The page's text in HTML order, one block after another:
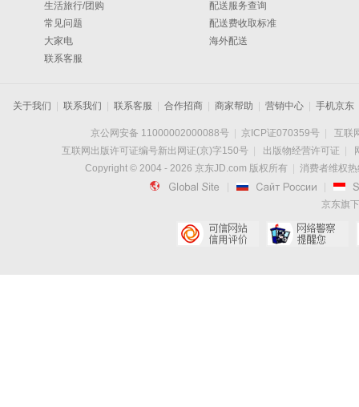
生活旅行/团购
常见问题
大家电
联系客服
配送服务查询
配送费收取标准
海外配送
关于我们 联系我们 联系客服 合作招商 商家帮助 营销中心 手机京东
京公网安备 11000002000088号 京ICP证070359号
互联
互联网出版许可证编号新出网证(京)字150号
出版物经营许可证
Copyright © 2004 - 2026 京东JD.com 版权所有 消费者维权
 
京东旗